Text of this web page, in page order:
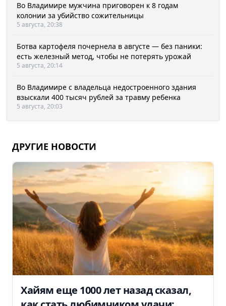
Во Владимире мужчина приговорен к 8 годам
колонии за убийство сожительницы
5 августа, 20:38
Ботва картофеля почернела в августе — без паники:
есть железный метод, чтобы не потерять урожай
5 августа, 20:14
Во Владимире с владельца недостроенного здания
взыскали 400 тысяч рублей за травму ребенка
5 августа, 20:03
ДРУГИЕ НОВОСТИ
Хайям еще 1000 лет назад сказал,